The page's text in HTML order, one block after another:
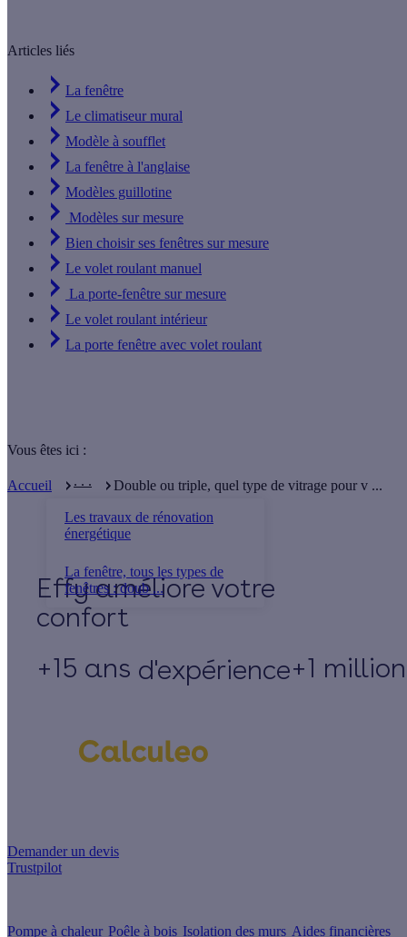
Articles liés
La fenêtre
Le climatiseur mural
Modèle à soufflet
La fenêtre à l'anglaise
Modèles guillotine
Modèles sur mesure
Bien choisir ses fenêtres sur mesure
Le volet roulant manuel
La porte-fenêtre sur mesure
Le volet roulant intérieur
La porte fenêtre avec volet roulant
Vous êtes ici :
Accueil . . .
Les travaux de rénovation
énergétique
La fenêtre, tous les types de
fenêtres : doub ...
Double ou triple, quel type de vitrage pour v ...
Effy
+15 ans d'expérience+1
Demander un devis
Trustpilot
Pompe à chaleur Poêle à bois Isolation des murs Aides financières